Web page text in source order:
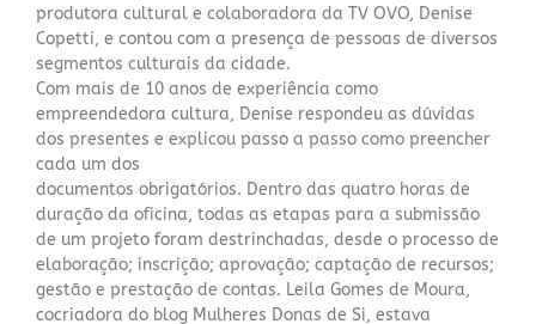
produtora cultural e colaboradora da TV OVO, Denise
Copetti, e contou com a presença de pessoas de diversos
segmentos culturais da cidade.
Com mais de 10 anos de experiência como
empreendedora cultura, Denise respondeu as dúvidas
dos presentes e explicou passo a passo como preencher
cada um dos
documentos obrigatórios. Dentro das quatro horas de
duração da oficina, todas as etapas para a submissão
de um projeto foram destrinchadas, desde o processo de
elaboração; inscrição; aprovação; captação de recursos;
gestão e prestação de contas. Leila Gomes de Moura,
cocriadora do blog Mulheres Donas de Si, estava